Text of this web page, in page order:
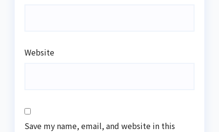
Website
Save my name, email, and website in this